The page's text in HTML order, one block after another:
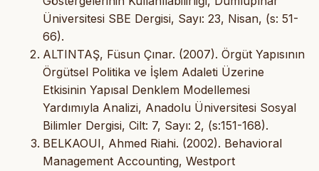
Üniversitesi SBE Dergisi, Sayı: 23, Nisan, (s: 51-
66).
ALTINTAŞ, Füsun Çınar. (2007). Örgüt Yapısının
Örgütsel Politika ve İşlem Adaleti Üzerine
Etkisinin Yapısal Denklem Modellemesi
Yardımıyla Analizi, Anadolu Üniversitesi Sosyal
Bilimler Dergisi, Cilt: 7, Sayı: 2, (s:151-168).
BELKAOUI, Ahmed Riahi. (2002). Behavioral
Management Accounting, Westport